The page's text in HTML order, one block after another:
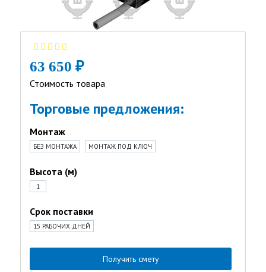
63 650 ₽
Стоимость товара
Торговые предложения:
Монтаж
БЕЗ МОНТАЖА МОНТАЖ ПОД КЛЮЧ
Высота (м)
1
Срок поставки
15 РАБОЧИХ ДНЕЙ
Получить смету